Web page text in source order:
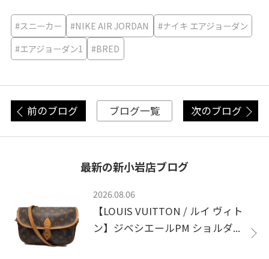
#スニーカー #NIKE AIR JORDAN
#ナイキ エアジョーダン
#エアジョーダン1
#BRED
前のブログ ブログ一覧 次のブログ
最新の新小岩店ブログ
2026.08.06
【LOUIS VUITTON / ルイ ヴィト
ン】ジベシエールPM ショルダ...